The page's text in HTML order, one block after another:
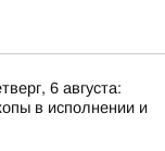
6 августа:
в исполнении и